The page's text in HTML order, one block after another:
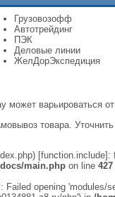
Грузовозофф
Автотрейдинг
ПЭК
Деловые линии
ЖелДорЭкспедиция
может варьироваться
товара.
[function.include]:
docs/main.php on line 427
Failed opening 'modules/